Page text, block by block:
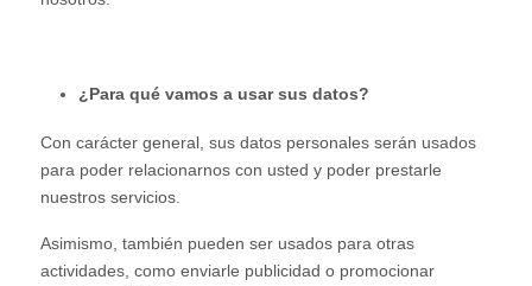
¿Para qué vamos a usar sus datos?
Con carácter general, sus datos personales serán usados
para poder relacionarnos con usted y poder prestarle
nuestros servicios.
Asimismo, también pueden ser usados para otras
actividades, como enviarle publicidad o promocionar